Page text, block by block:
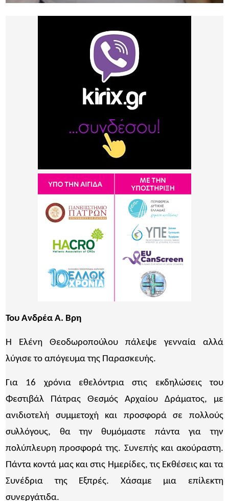
Του Ανδρέα Α. Βρη
Η Ελένη Θεοδωροπούλου πάλεψε γενναία αλλά
λύγισε το απόγευμα της Παρασκευής.
Για 16 χρόνια εθελόντρια στις εκδηλώσεις του
Φεστιβάλ Πάτρας Θεσμός Αρχαίου Δράματος, με
ανιδιοτελή συμμετοχή και προσφορά σε πολλούς
συλλόγους, θα την θυμόμαστε πάντα για την
πολύπλευρη προσφορά της. Συνεπής και ακούραστη.
Πάντα κοντά μας και στις Ημερίδες, τις Εκθέσεις και τα
Συνέδρια της Εξπρές. Χάσαμε μια επίλεκτη
συνεργάτιδα.